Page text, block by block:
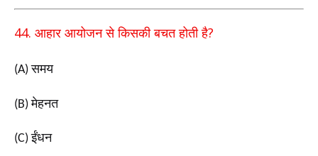
44. आहार आयोजन से किसकी बचत होती है?
(A)समय
(B)मेहनत
(C)ईंधन